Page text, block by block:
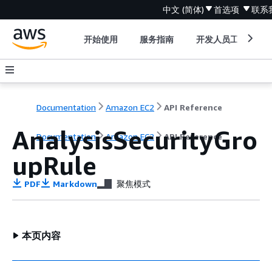
中文 (简体) 首选项 联系
开始使用 服务指南 开发人员工具
Documentation Amazon EC2 API Reference
Documentation Amazon EC2 API Reference
AnalysisSecurityGro
upRule
PDF Markdown 聚焦模式
本页内容